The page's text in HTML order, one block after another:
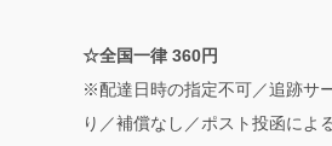
☆全国一律 360円
※配達日時の指定不可／追跡サ
り／補償なし／ポスト投函によ